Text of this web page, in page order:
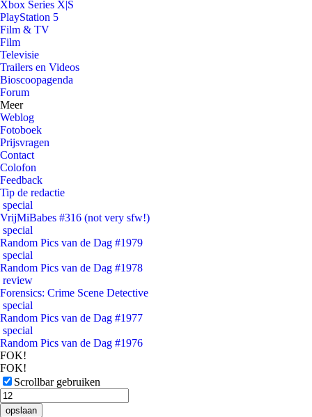
Xbox Series X|S
PlayStation 5
Film & TV
Film
Televisie
Trailers en Videos
Bioscoopagenda
Forum
Meer
Weblog
Fotoboek
Prijsvragen
Contact
Colofon
Feedback
Tip de redactie
special
VrijMiBabes #316 (not very sfw!)
special
Random Pics van de Dag #1979
special
Random Pics van de Dag #1978
review
Forensics: Crime Scene Detective
special
Random Pics van de Dag #1977
special
Random Pics van de Dag #1976
FOK!
FOK!
Scrollbar gebruiken
opslaan